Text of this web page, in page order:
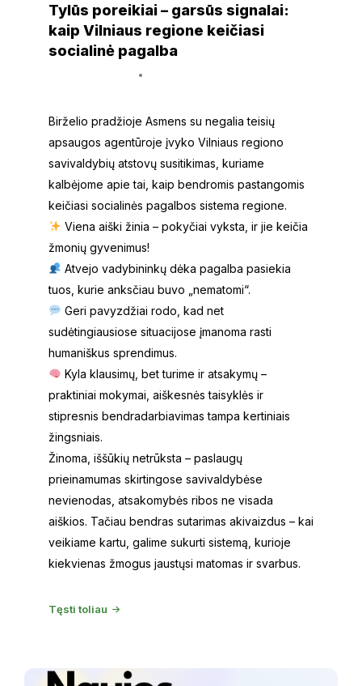
Tylūs poreikiai – garsūs signalai:
kaip Vilniaus regione keičiasi
socialinė pagalba
Birželio pradžioje Asmens su negalia teisių
apsaugos agentūroje įvyko Vilniaus regiono
savivaldybių atstovų susitikimas, kuriame
kalbėjome apie tai, kaip bendromis pastangomis
keičiasi socialinės pagalbos sistema regione.
Viena aiški žinia – pokyčiai vyksta, ir jie keičia
žmonių gyvenimus!
Atvejo vadybininkų dėka pagalba pasiekia
tuos, kurie anksčiau buvo „nematomi“.
Geri pavyzdžiai rodo, kad net
sudėtingiausiose situacijose įmanoma rasti
humaniškus sprendimus.
Kyla klausimų, bet turime ir atsakymų –
praktiniai mokymai, aiškesnės taisyklės ir
stipresnis bendradarbiavimas tampa kertiniais
žingsniais.
Žinoma, iššūkių netrūksta – paslaugų
prieinamumas skirtingose savivaldybėse
nevienodas, atsakomybės ribos ne visada
aiškios. Tačiau bendras sutarimas akivaizdus – kai
veikiame kartu, galime sukurti sistemą, kurioje
kiekvienas žmogus jaustųsi matomas ir svarbus.
Tęsti toliau
Naujos